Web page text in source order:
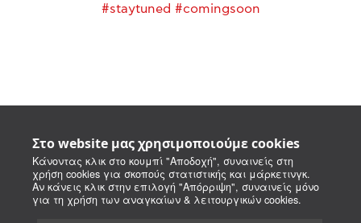
Στο website μας χρησιμοποιούμε cookies
Κάνοντας κλικ στο κουμπί "Αποδοχή", συναινείς στη
χρήση cookies για σκοπούς στατιστικής και μάρκετινγκ.
Αν κάνεις κλικ στην επιλογή "Απόρριψη", συναινείς μόνο
για τη χρήση των αναγκαίων & λειτουργικών cookies.
#staytuned #comingsoon